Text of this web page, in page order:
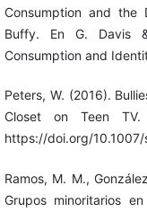
Consumption and the
Buffy. En G. Davis
Consumption and
Peters, W. (2016).
Closet on Teen
https://doi.org/
Ramos, M. M.,
Grupos minoritarios